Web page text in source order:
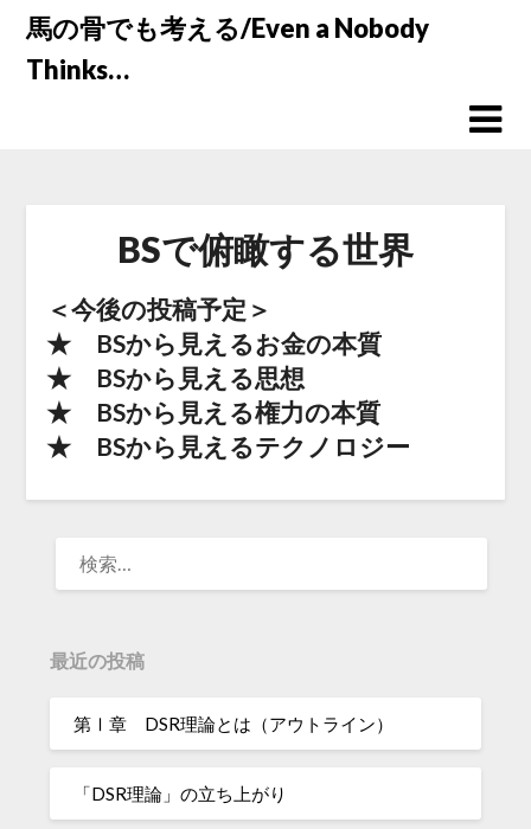
Skip
content
馬の骨でも考える/Even a Nobody
Thinks…
BSで俯瞰する世界
＜今後の投稿予定＞
★ BSから見えるお金の本質
★ BSから見える思想
★ BSから見える権力の本質
★ BSから見えるテクノロジー
最近の投稿
第Ⅰ章 DSR理論とは（アウトライン）
「DSR理論」の立ち上がり